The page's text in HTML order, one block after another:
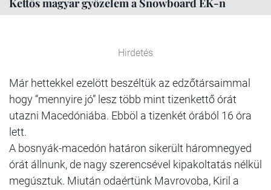
Kettős magyar győzelem a Snowboard EK-n
Hirdetés
Már hettekkel ezelött beszéltük az edzőtársaimmal
hogy “mennyire jó” lesz több mint tizenkettő órát
utazni Macedóniába. Ebböl a tizenkét órából 16 óra
lett.
A bosnyák-macedón határon sikerült háromnegyed
órát állnunk, de nagy szerencsével kipakoltatás nélkül
megúsztuk. Miután odaértünk Mavrovoba, Kiril a